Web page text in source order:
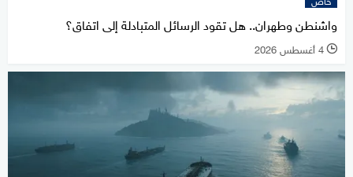
واشنطن وطهران.. هل تقود الرسائل المتبادلة إلى اتفاق؟
l 4 أغسطس 2026